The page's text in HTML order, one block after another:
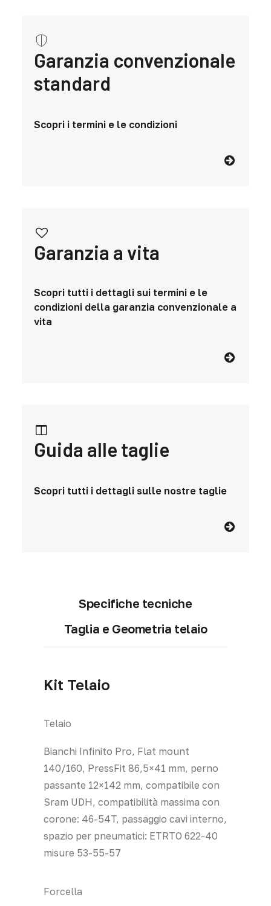
Garanzia convenzionale
standard
Scopri i termini e le condizioni
Garanzia a vita
Scopri tutti i dettagli sui termini e le
condizioni della garanzia convenzionale a
vita
Guida alle taglie
Scopri tutti i dettagli sulle nostre taglie
Specifiche tecniche
Taglia e Geometria telaio
Kit Telaio
Telaio
Bianchi Infinito Pro, Flat mount
140/160, PressFit 86,5×41 mm, perno
passante 12×142 mm, compatibile con
Sram UDH, compatibilità massima con
corone: 46-54T, passaggio cavi interno,
spazio per pneumatici: ETRTO 622-40
misure 53-55-57
Forcella